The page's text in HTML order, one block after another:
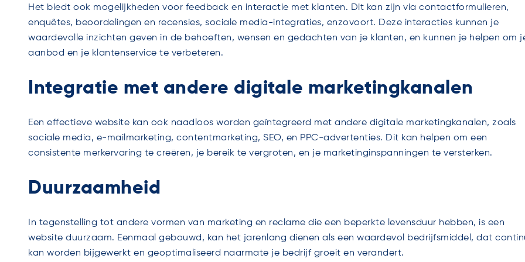
Het biedt ook mogelijkheden voor feedback en interactie met klanten. Dit kan zijn via contactformulieren,
enquêtes, beoordelingen en recensies, sociale media-integraties, enzovoort. Deze interacties kunnen je
waardevolle inzichten geven in de behoeften, wensen en gedachten van je klanten, en kunnen je helpen om
aanbod en je klantenservice te verbeteren.
Integratie met andere digitale marketingkanalen
Een effectieve website kan ook naadloos worden geïntegreerd met andere digitale marketingkanalen, zoals
sociale media, e-mailmarketing, contentmarketing, SEO, en PPC-advertenties. Dit kan helpen om een
consistente merkervaring te creëren, je bereik te vergroten, en je marketinginspanningen te versterken.
Duurzaamheid
In tegenstelling tot andere vormen van marketing en reclame die een beperkte levensduur hebben, is een
website duurzaam. Eenmaal gebouwd, kan het jarenlang dienen als een waardevol bedrijfsmiddel, dat
kan worden bijgewerkt en geoptimaliseerd naarmate je bedrijf groeit en verandert.